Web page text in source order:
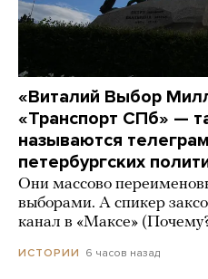
«Виталий Выбор
«Транспорт СПб» —
называются
петербургских
Они массово
выборами. А спикер
канал в «Максе»
ИСТОРИИ 6 часов назад